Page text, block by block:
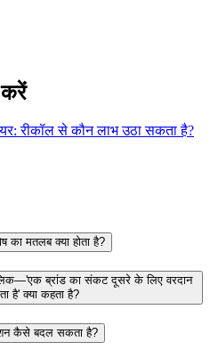
रीकॉल से कौन लाभ उठा सकता है?
का मतलब क्या होता है?
ब्रांड का संकट दूसरे के लिए वरदान
है' क्या कहता है?
कैसे बदल सकता है?